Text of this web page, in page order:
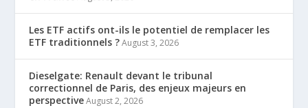
Les ETF actifs ont-ils le potentiel de remplacer les
ETF traditionnels ? August 3, 2026
Dieselgate: Renault devant le tribunal
correctionnel de Paris, des enjeux majeurs en
perspective August 2, 2026